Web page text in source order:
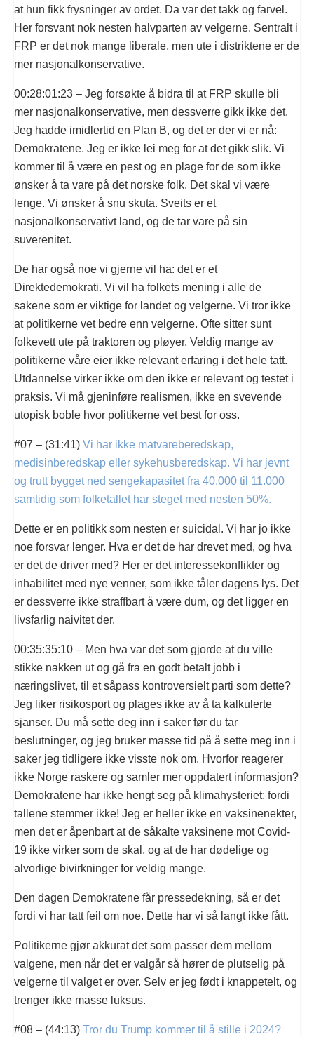
at hun fikk frysninger av ordet. Da var det takk og farvel.
Her forsvant nok nesten halvparten av velgerne. Sentralt i
FRP er det nok mange liberale, men ute i distriktene er de
mer nasjonalkonservative.
00:28:01:23 – Jeg forsøkte å bidra til at FRP skulle bli
mer nasjonalkonservative, men dessverre gikk ikke det.
Jeg hadde imidlertid en Plan B, og det er der vi er nå:
Demokratene. Jeg er ikke lei meg for at det gikk slik. Vi
kommer til å være en pest og en plage for de som ikke
ønsker å ta vare på det norske folk. Det skal vi være
lenge. Vi ønsker å snu skuta. Sveits er et
nasjonalkonservativt land, og de tar vare på sin
suverenitet.
De har også noe vi gjerne vil ha: det er et
Direktedemokrati. Vi vil ha folkets mening i alle de
sakene som er viktige for landet og velgerne. Vi tror ikke
at politikerne vet bedre enn velgerne. Ofte sitter sunt
folkevett ute på traktoren og pløyer. Veldig mange av
politikerne våre eier ikke relevant erfaring i det hele tatt.
Utdannelse virker ikke om den ikke er relevant og testet i
praksis. Vi må gjeninføre realismen, ikke en svevende
utopisk boble hvor politikerne vet best for oss.
#07 – (31:41) Vi har ikke matvareberedskap,
medisinberedskap eller sykehusberedskap. Vi har jevnt
og trutt bygget ned sengekapasitet fra 40.000 til 11.000
samtidig som folketallet har steget med nesten 50%.
Dette er en politikk som nesten er suicidal. Vi har jo ikke
noe forsvar lenger. Hva er det de har drevet med, og hva
er det de driver med? Her er det interessekonflikter og
inhabilitet med nye venner, som ikke tåler dagens lys. Det
er dessverre ikke straffbart å være dum, og det ligger en
livsfarlig naivitet der.
00:35:35:10 – Men hva var det som gjorde at du ville
stikke nakken ut og gå fra en godt betalt jobb i
næringslivet, til et såpass kontroversielt parti som dette?
Jeg liker risikosport og plages ikke av å ta kalkulerte
sjanser. Du må sette deg inn i saker før du tar
beslutninger, og jeg bruker masse tid på å sette meg inn i
saker jeg tidligere ikke visste nok om. Hvorfor reagerer
ikke Norge raskere og samler mer oppdatert informasjon?
Demokratene har ikke hengt seg på klimahysteriet: fordi
tallene stemmer ikke! Jeg er heller ikke en vaksinenekter,
men det er åpenbart at de såkalte vaksinene mot Covid-
19 ikke virker som de skal, og at de har dødelige og
alvorlige bivirkninger for veldig mange.
Den dagen Demokratene får pressedekning, så er det
fordi vi har tatt feil om noe. Dette har vi så langt ikke fått.
Politikerne gjør akkurat det som passer dem mellom
valgene, men når det er valgår så hører de plutselig på
velgerne til valget er over. Selv er jeg født i knappetelt, og
trenger ikke masse luksus.
#08 – (44:13) Tror du Trump kommer til å stille i 2024?